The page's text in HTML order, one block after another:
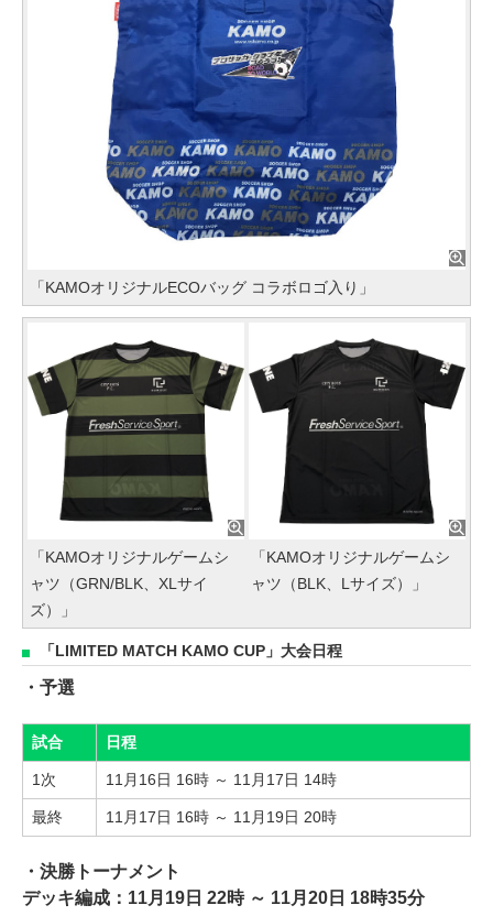
「KAMOオリジナルECOバッグ コラボロゴ入り」
「KAMOオリジナルゲームシ
ャツ（GRN/BLK、XLサイ
ズ）」
「KAMOオリジナルゲームシ
ャツ（BLK、Lサイズ）」
「LIMITED MATCH KAMO CUP」大会日程
・予選
試合 日程
1次 11月16日 16時 ～ 11月17日 14時
最終 11月17日 16時 ～ 11月19日 20時
・決勝トーナメント
デッキ編成：11月19日 22時 ～ 11月20日 18時35分